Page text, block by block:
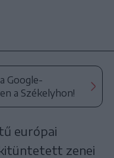
Google-
a Székelyhon!
európai
zenei